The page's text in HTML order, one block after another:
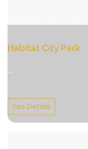
Habitat City Park
....
See Details